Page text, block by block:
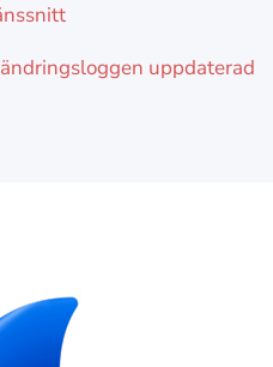
uppdaterad